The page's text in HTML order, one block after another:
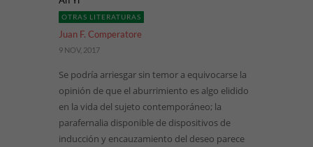
OTRAS LITERATURAS
Juan F. Comperatore
9 NOV, 2017
Se podría arriesgar sin temor a equivocarse la
opinión de que el aburrimiento es algo elidido
en la vida del sujeto contemporáneo; la
parafernalia disponible de dispositivos de
inducción y encauzamiento del deseo parece